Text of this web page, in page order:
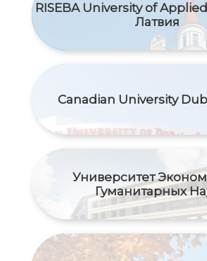
RISEBA University of
Латвия
Canadian University
Университет
Гуманитарных